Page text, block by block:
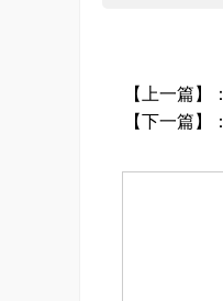
【上一篇】：
【下一篇】：